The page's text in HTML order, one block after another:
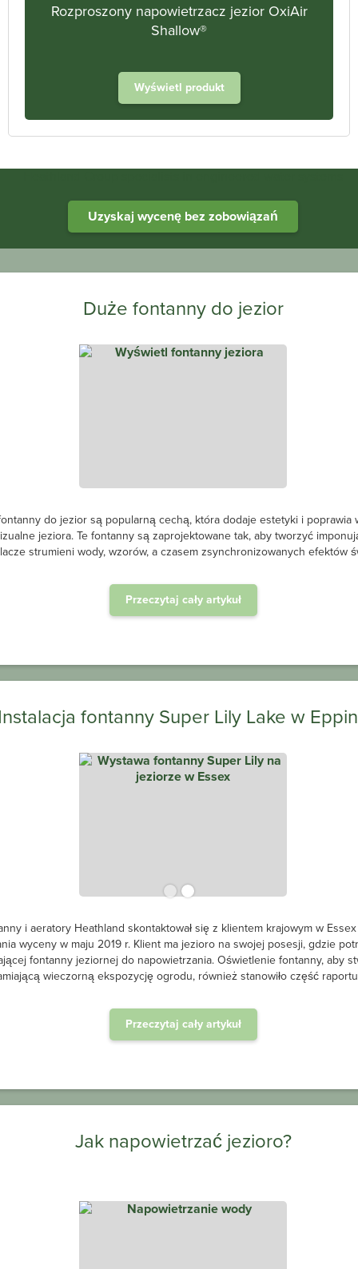
Rozproszony napowietrzacz jezior OxiAir
Shallow®
Wyświetl produkt
Uzyskaj wycenę bez zobowiązań
Duże fontanny do jezior
do jezior są popularną cechą, która dodaje estetyki i poprawia
jeziora. Te fontanny są zaprojektowane tak, aby tworzyć
strumieni wody, wzorów, a czasem zsynchronizowanych efektów
Przeczytaj cały artykuł
fontanny Super Lily Lake w
i aeratory Heathland skontaktował się z klientem krajowym w
wyceny w maju 2019 r. Klient ma jezioro na swojej posesji, gdzie
fontanny jeziornej do napowietrzania. Oświetlenie fontanny, aby
wieczorną ekspozycję ogrodu, również stanowiło część
Przeczytaj cały artykuł
Jak napowietrzać jezioro?